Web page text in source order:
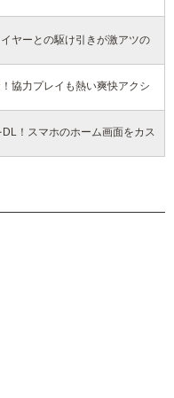
ヤーとの駆け引きが激アツの
協力プレイも熱い爽快アクシ
！スマホのホーム画面をカス